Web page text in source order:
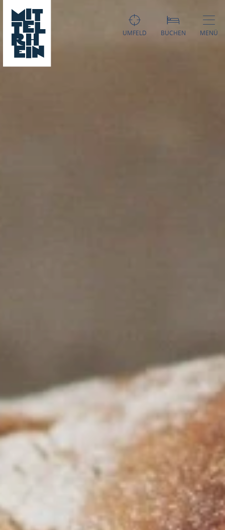
UMFELD BUCHEN MENÜ